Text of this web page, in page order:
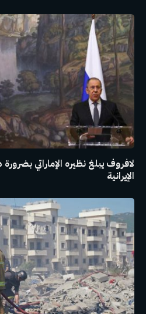
لافروف يبلغ نظيره الإماراتي
الإيرانية